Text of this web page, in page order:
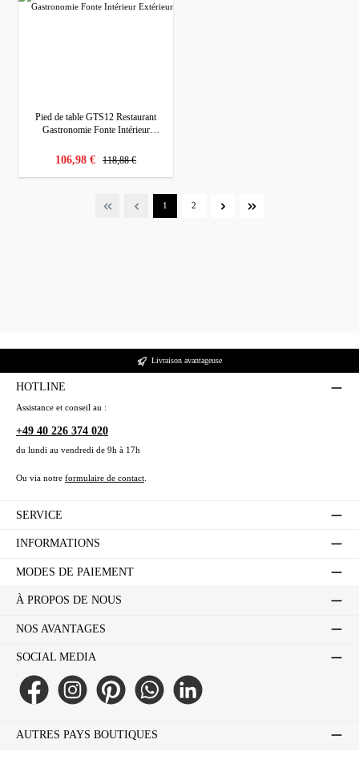
Pied de table GTS12 Restaurant
Gastronomie Fonte Intérieur
prix de vente :
106,98 € prix régulier :
118,88 €
Page
1 Page
2
Livraison avantageuse
HOTLINE
Assistance et conseil au :
+49 40 226 374 020
du lundi au vendredi de 9h à 17h
Ou via notre formulaire de contact
SERVICE
INFORMATIONS
MODES DE PAIEMENT
À PROPOS DE NOUS
NOS AVANTAGES
SOCIAL MEDIA
Facebook Instagram Pinterest WhatsApp LinkedIn
AUTRES PAYS BOUTIQUES